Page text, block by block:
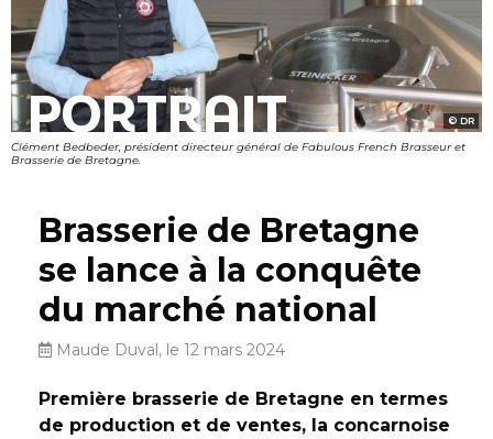
PORTRAIT DR
Clément Bedbeder, président directeur général de Fabulous French Brasseur et
Brasserie de Bretagne.
Brasserie de Bretagne
se lance à la conquête
du marché national
Maude Duval, le 12 mars 2024
Première brasserie de Bretagne en termes
de production et de ventes, la concarnoise